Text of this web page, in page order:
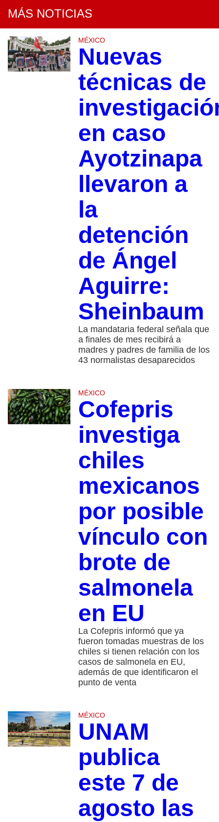
MÁS NOTICIAS
MÉXICO
Nuevas
técnicas de
en caso
Ayotzinapa
llevaron a
la
detención
de Ángel
Aguirre:
Sheinbaum
La mandataria federal señala que
a finales de mes recibirá a
madres y padres de familia de los
43 normalistas desaparecidos
MÉXICO
Cofepris
investiga
chiles
mexicanos
por posible
vínculo con
brote de
salmonela
en EU
La Cofepris informó que ya
fueron tomadas muestras de los
chiles si tienen relación con los
casos de salmonela en EU,
además de que identificaron el
punto de venta
MÉXICO
UNAM
publica
este 7 de
agosto las